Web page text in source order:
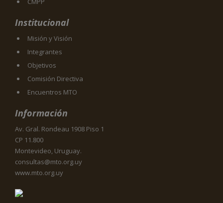
Institucional
Misión y Visión
Integrantes
Objetivos
Comisión Directiva
Encuentros MTO
Información
Av. Gral. Rondeau 1908 Piso 1
CP 11.800
Montevideo, Uruguay.
consultas@mto.org.uy
www.mto.org.uy